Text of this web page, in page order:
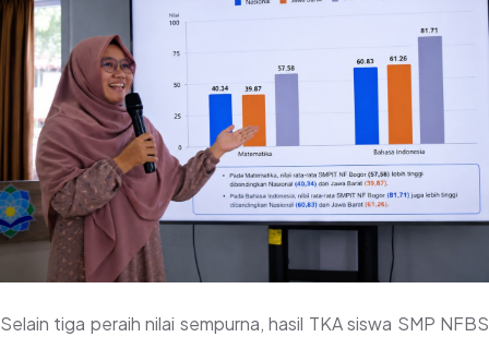
Selain tiga peraih nilai sempurna, hasil TKA siswa SMP NFBS